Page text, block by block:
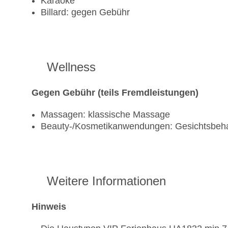
Billard: gegen Gebühr
Wellness
Gegen Gebühr (teils Fremdleistungen)
Massagen: klassische Massage
Beauty-/Kosmetikanwendungen:
Weitere Informationen
Hinweis